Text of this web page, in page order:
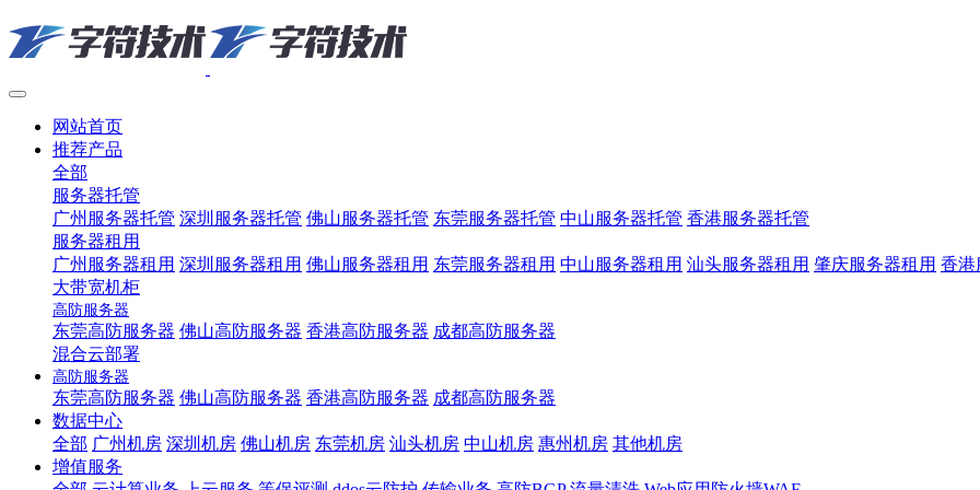
网站首页
推荐产品
全部
服务器托管
广州服务器托管 深圳服务器托管 佛山服务器托管 东莞服务器托管 中山服务器托管 香港服务器托管
服务器租用
广州服务器租用 深圳服务器租用 佛山服务器租用 东莞服务器租用 中山服务器租用 汕头服务器租用 肇庆服务器租用 香港
大带宽机柜
高防服务器
东莞高防服务器 佛山高防服务器 香港高防服务器 成都高防服务器
混合云部署
高防服务器
东莞高防服务器 佛山高防服务器 香港高防服务器 成都高防服务器
数据中心
全部 广州机房 深圳机房 佛山机房 东莞机房 汕头机房 中山机房 惠州机房 其他机房
增值服务